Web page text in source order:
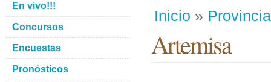
Inicio »
Artemisa
En vivo!!!
Concursos
Encuestas
Pronósticos